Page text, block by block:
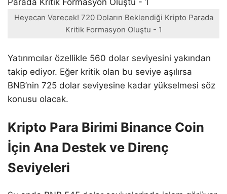
Heyecan Verecek! 720 Doların Beklendiği Kripto Parada
Kritik Formasyon Oluştu - 1
Yatırımcılar özellikle 560 dolar seviyesini yakından
takip ediyor. Eğer kritik olan bu seviye aşılırsa
BNB’nin 725 dolar seviyesine kadar yükselmesi söz
konusu olacak.
Kripto Para Birimi Binance Coin
İçin Ana Destek ve Direnç
Seviyeleri